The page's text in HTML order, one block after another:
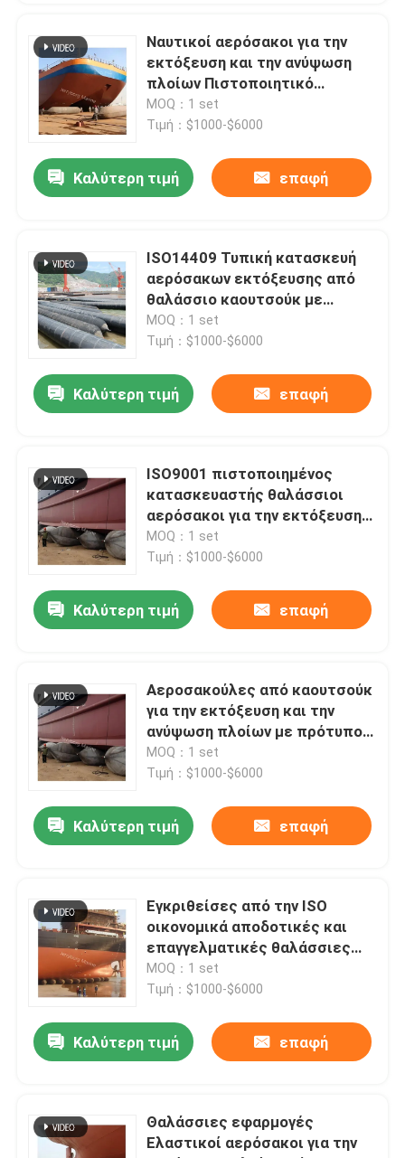
Προϊόντα
Περίπου εμείς
Γύρος εργοστασίων
Μας ελάτε σε επαφή με
Περιπτώσεις
Πνευματικό κιγκλίδωμα Yokohama
υδρο πνευματικό κιγκλίδωμα
γεμισμένο αφρός κιγκλίδωμα
θαλάσσια μάνικα πετρελαίου
Αερόσακος προώθησης σκαφών
Σημαντήρας θαλάσσιας ναυσιπλοΐας
Ναυτικοί αερόσακοι για την
εκτόξευση και την ανύψωση
πλοίων Πιστοποιητικό
ISO9001 Αεροσακούς από
ελαστικό
MOQ：1 set
Τιμή：$1000-$6000
Καλύτερη τιμή επαφή
ISO14409 Τυπική κατασκευή
αερόσακων εκτόξευσης από
θαλάσσιο καουτσούκ με
υψηλές επιδόσεις
MOQ：1 set
Τιμή：$1000-$6000
Καλύτερη τιμή επαφή
ISO9001 πιστοποιημένος
κατασκευαστής θαλάσσιοι
αερόσακοι για την εκτόξευση
πλοίων
MOQ：1 set
Τιμή：$1000-$6000
Καλύτερη τιμή επαφή
Αεροσακούλες από καουτσούκ
για την εκτόξευση και την
ανύψωση πλοίων με πρότυπο
πιστοποιητικού ISO14409
MOQ：1 set
Τιμή：$1000-$6000
Καλύτερη τιμή επαφή
Εγκριθείσες από την ISO
οικονομικά αποδοτικές και
επαγγελματικές θαλάσσιες
ελαστικές αερόσακους για την
εκτόξευση και την ανύψωση
MOQ：1 set
Τιμή：$1000-$6000
Καλύτερη τιμή επαφή
Θαλάσσιες εφαρμογές
Ελαστικοί αερόσακοι για την